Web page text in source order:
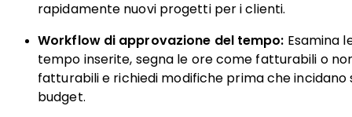
rapidamente nuovi progetti per i clienti.
Workflow di approvazione del tempo: Esamina
tempo inserite, segna le ore come fatturabili o
fatturabili e richiedi modifiche prima che incidano
budget.